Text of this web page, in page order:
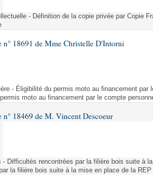
- Définition de la copie privée par Copie
n° 18691 de Mme Christelle D'Intorni
- Éligibilité du permis moto au financement par
moto au financement par le compte
n° 18469 de M. Vincent Descoeur
- Difficultés rencontrées par la filière bois suite à
la filière bois suite à la mise en place de la REP